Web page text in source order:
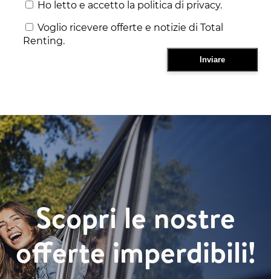
Ho letto e accetto la politica di privacy.
Voglio ricevere offerte e notizie di Total
Renting.
Scopri le nostre
offerte imperdibili!